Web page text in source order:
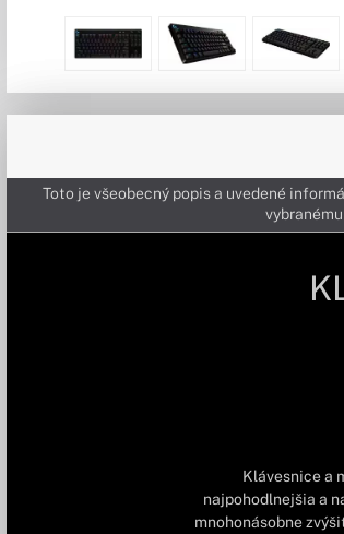
Toto je všeobecný popis a uvedené
Klávesnice a
najpohodlnejšia a
mnohonásobne